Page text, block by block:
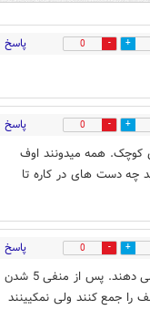
0 پاسخ
0 پاسخ
کوچک. همه میدونند اوف
چه دست های در کاره تا
0 پاسخ
اینها کثافت کاری خود حقوقی هاست که با همدستی اجازه رشد نمی دهند. پس از منفی 5 شدن
صف را جمع کنند ولی نمکیینند